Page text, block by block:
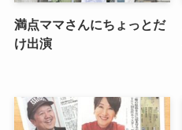
満点ママさんにちょっとだ
け出演